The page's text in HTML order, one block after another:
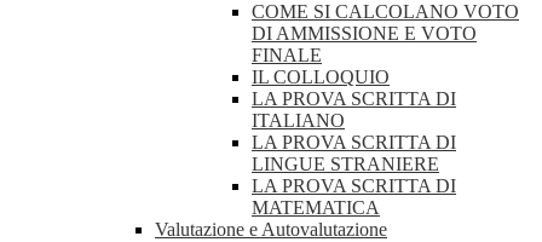
COME SI CALCOLANO VOTO
DI AMMISSIONE E VOTO
FINALE
IL COLLOQUIO
LA PROVA SCRITTA DI
ITALIANO
LA PROVA SCRITTA DI
LINGUE STRANIERE
LA PROVA SCRITTA DI
MATEMATICA
Valutazione e Autovalutazione